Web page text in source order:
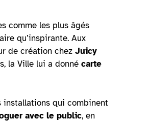
comme les plus âgés
qu’inspirante. Aux
de création chez Juicy
la Ville lui a donné carte
installations qui combinent
avec le public, en